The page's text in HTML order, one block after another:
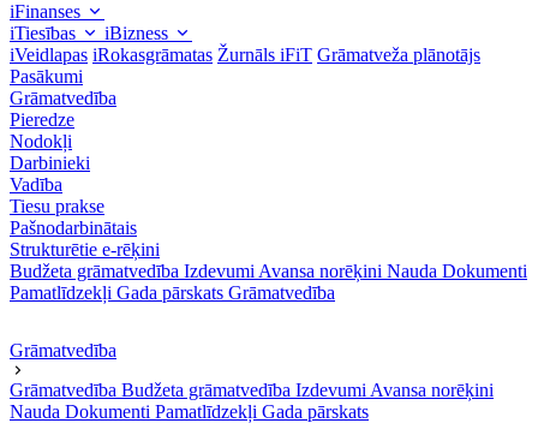
iFinanses
iTiesības
iBizness
iVeidlapas iRokasgrāmatas Žurnāls iFiT Grāmatveža plānotājs
Pasākumi
Grāmatvedība
Pieredze
Nodokļi
Darbinieki
Vadība
Tiesu prakse
Pašnodarbinātais
Strukturētie e-rēķini
Budžeta grāmatvedība Izdevumi Avansa norēķini Nauda Dokumenti
Pamatlīdzekļi Gada pārskats Grāmatvedība
Grāmatvedība
Grāmatvedība Budžeta grāmatvedība Izdevumi Avansa norēķini
Nauda Dokumenti Pamatlīdzekļi Gada pārskats